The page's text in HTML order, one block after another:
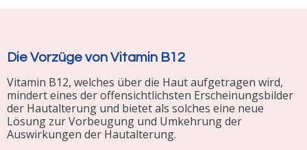
Die Vorzüge von Vitamin B12
Vitamin B12, welches über die Haut aufgetragen wird,
mindert eines der offensichtlichsten Erscheinungsbilder
der Hautalterung und bietet als solches eine neue
Lösung zur Vorbeugung und Umkehrung der
Auswirkungen der Hautalterung.